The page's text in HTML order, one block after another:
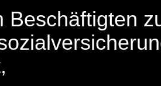
Beschäftigten